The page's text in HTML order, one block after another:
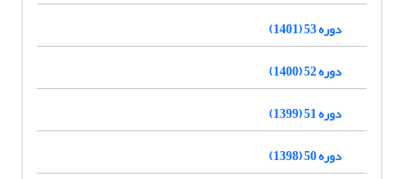
دوره 53 (1401)
دوره 52 (1400)
دوره 51 (1399)
دوره 50 (1398)